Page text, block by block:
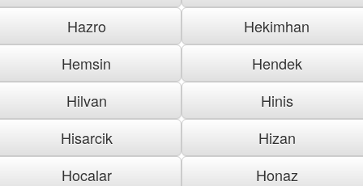
Hazro
Hekimhan
Hemsin
Hendek
Hilvan
Hinis
Hisarcik
Hizan
Hocalar
Honaz